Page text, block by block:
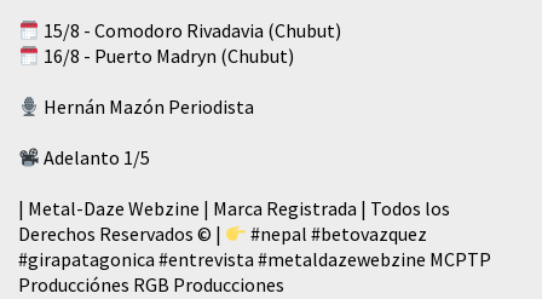
15/8 - Comodoro Rivadavia (Chubut)
16/8 - Puerto Madryn (Chubut)
Hernán Mazón Periodista
Adelanto 1/5
| Metal-Daze Webzine | Marca Registrada | Todos los
Derechos Reservados © |
#nepal #betovazquez
#girapatagonica #entrevista #metaldazewebzine MCPTP
Producciónes RGB Producciones